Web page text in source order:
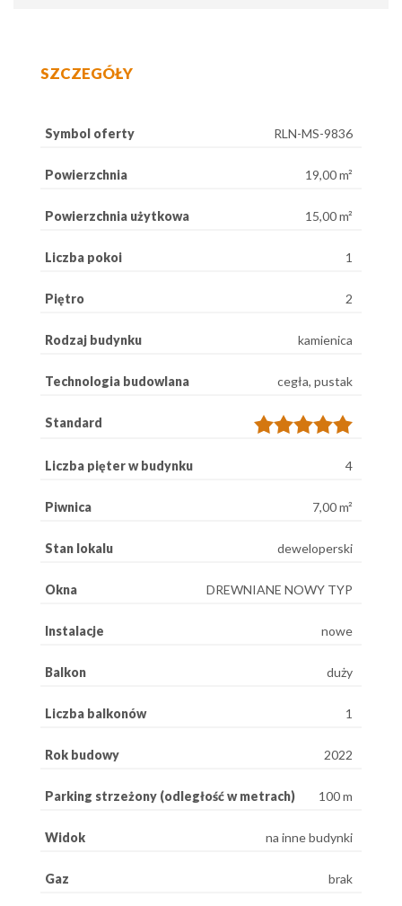
SZCZEGÓŁY
Symbol oferty RLN-MS-9836
Powierzchnia 19,00 m²
Powierzchnia użytkowa 15,00 m²
Liczba pokoi 1
Piętro 2
Rodzaj budynku kamienica
Technologia budowlana cegła, pustak
Standard
Liczba pięter w budynku 4
Piwnica 7,00 m²
Stan lokalu deweloperski
Okna DREWNIANE NOWY TYP
Instalacje nowe
Balkon duży
Liczba balkonów 1
Rok budowy 2022
Parking strzeżony (odległość w metrach) 100 m
Widok na inne budynki
Gaz brak